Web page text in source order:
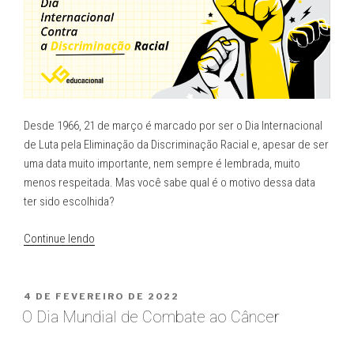
Desde 1966, 21 de março é marcado por ser o Dia Internacional
de Luta pela Eliminação da Discriminação Racial e, apesar de ser
uma data muito importante, nem sempre é lembrada, muito
menos respeitada. Mas você sabe qual é o motivo dessa data
ter sido escolhida?
Continue lendo
a
Discriminação
PUBLICADO
EM
4 DE FEVEREIRO DE 2022
O Dia Mundial de Combate ao Câncer